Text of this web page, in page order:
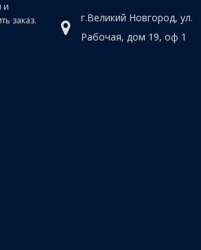
и
заказ.
г.Великий Новгород, ул.
Рабочая, дом 19, оф 1